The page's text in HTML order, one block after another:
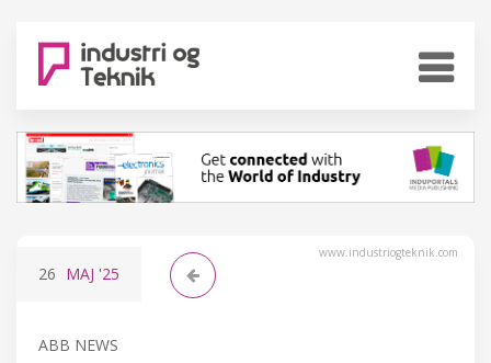
www.industriogteknik.com
26 MAJ '25
ABB NEWS